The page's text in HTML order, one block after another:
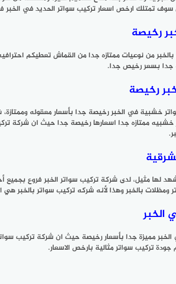
تمتلك ارخص اسعار تركيب سواتر الحديد في الخبر
رخيصة
من نوعيات ممتازه جدا من القماش تعطيكم
جدا بسعر رخيص جدا.
رخيصة
في الخبر رخيصة جدا بأسعار معقوله وممتازة،
خشبيه ممتازه جدا اسعارها رخيصة جدا حيث ان شركة
لها مثيل، لدى شركة تركيب سواتر الخبر فروع
بالخبر وهذا لأنه شركه تركيب سواتر بالخبر هي
الخبر
مميزة جدا بأسعار رخيصة حيث ان شركة تركيب
تركيب سواتر مثالية بارخص الاسعار.